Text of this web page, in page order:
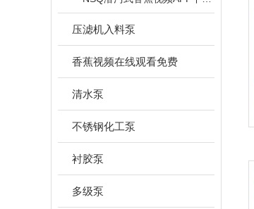
压滤机入料泵
香蕉视频在线观看免费
清水泵
不锈钢化工泵
衬胶泵
多级泵